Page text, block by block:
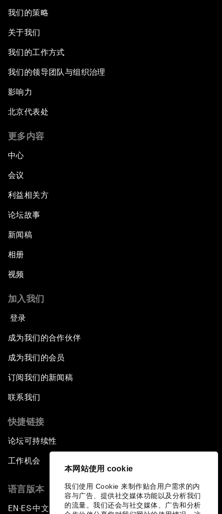
本网站使用 cookie
我们使用 Cookie 来制作贴合用户需求的内
容与广告、提供社交媒体功能以及分析我们
的流量。我们还会与社交媒体、广告和分析
我们的策略
关于我们
我们的工作方式
我们的领导团队与组织治理
影响力
北京代表处
更多内容
中心
会议
利益相关方
论坛故事
新闻稿
相册
视频
加入我们
登录
成为我们的合作伙伴
成为我们的会员
订阅我们的新闻稿
联系我们
快捷链接
论坛可持续性
工作机会
语言版本
EN ▪ ES▪中文▪ 日本語